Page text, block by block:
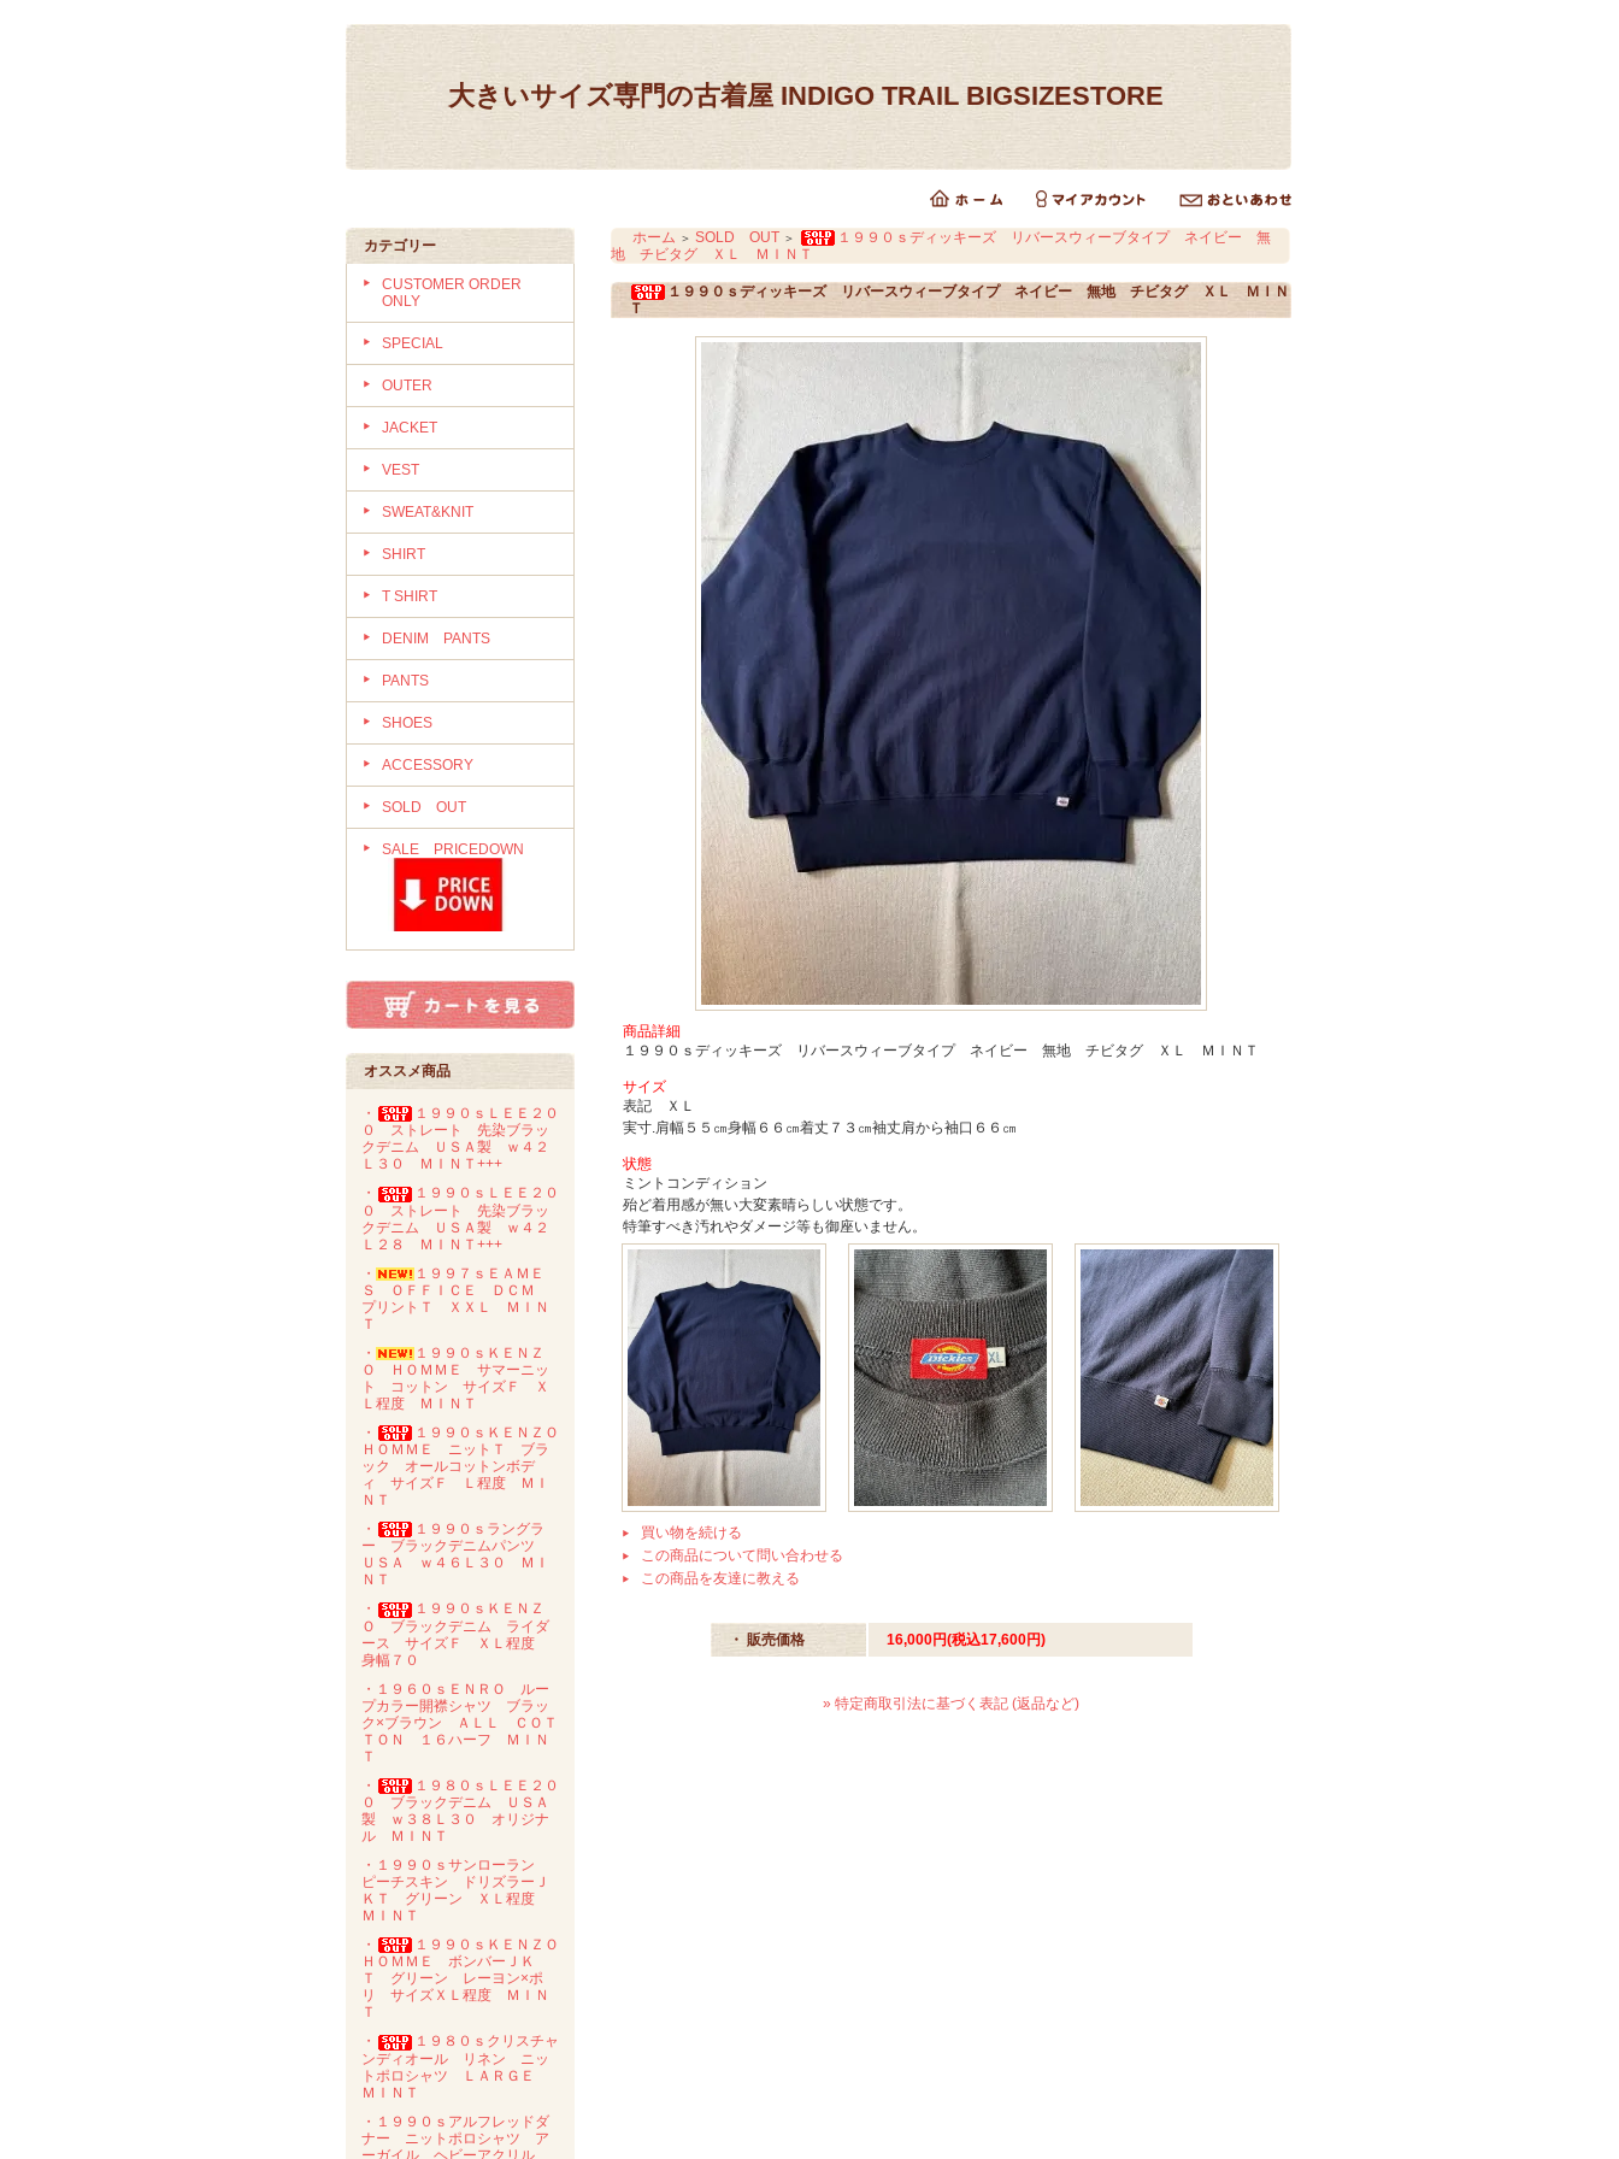
大きいサイズ専門の古着屋 INDIGO TRAIL BIGSIZESTORE
カテゴリー
CUSTOMER ORDER
ONLY
SPECIAL
OUTER
JACKET
VEST
SWEAT&KNIT
SHIRT
T SHIRT
DENIM PANTS
PANTS
SHOES
ACCESSORY
SOLD OUT
SALE PRICEDOWN
オススメ商品
・
１９９０ｓＬＥＥ２０
０ ストレート 先染ブラッ
クデニム ＵＳＡ製 ｗ４２
Ｌ３０ ＭＩＮＴ+++
・
１９９０ｓＬＥＥ２０
０ ストレート 先染ブラッ
クデニム ＵＳＡ製 ｗ４２
Ｌ２８ ＭＩＮＴ+++
・
１９９７ｓＥＡＭＥ
Ｓ ＯＦＦＩＣＥ ＤＣＭ
プリントＴ ＸＸＬ ＭＩＮ
Ｔ
・
１９９０ｓＫＥＮＺ
Ｏ ＨＯＭＭＥ サマーニッ
ト コットン サイズＦ Ｘ
Ｌ程度 ＭＩＮＴ
・
１９９０ｓＫＥＮＺＯ
ＨＯＭＭＥ ニットＴ ブラ
ック オールコットンボデ
ィ サイズＦ Ｌ程度 ＭＩ
ＮＴ
・
１９９０ｓラングラ
ー ブラックデニムパンツ
ＵＳＡ ｗ４６Ｌ３０ ＭＩ
ＮＴ
・
１９９０ｓＫＥＮＺ
Ｏ ブラックデニム ライダ
ース サイズＦ ＸＬ程度
身幅７０
・１９６０ｓＥＮＲＯ ルー
プカラー開襟シャツ ブラッ
ク×ブラウン ＡＬＬ ＣＯＴ
ＴＯＮ １６ハーフ ＭＩＮ
Ｔ
・
１９８０ｓＬＥＥ２０
０ ブラックデニム ＵＳＡ
製 ｗ３８Ｌ３０ オリジナ
ル ＭＩＮＴ
・１９９０ｓサンローラン
ピーチスキン ドリズラーＪ
ＫＴ グリーン ＸＬ程度
ＭＩＮＴ
・
１９９０ｓＫＥＮＺＯ
ＨＯＭＭＥ ボンバーＪＫ
Ｔ グリーン レーヨン×ポ
リ サイズＸＬ程度 ＭＩＮ
Ｔ
・
１９８０ｓクリスチャ
ンディオール リネン ニッ
トポロシャツ ＬＡＲＧＥ
ＭＩＮＴ
・１９９０ｓアルフレッドダ
ナー ニットポロシャツ ア
ーガイル ヘビーアクリル
ホーム ＞ SOLD OUT ＞
１９９０ｓディッキーズ リバースウィーブタイプ ネイビー 無
地 チビタグ ＸＬ ＭＩＮＴ
１９９０ｓディッキーズ リバースウィーブタイプ ネイビー 無地 チビタグ ＸＬ ＭＩＮ
Ｔ
商品詳細
１９９０ｓディッキーズ リバースウィーブタイプ ネイビー 無地 チビタグ ＸＬ ＭＩＮＴ
サイズ
表記 ＸＬ
実寸.肩幅５５㎝身幅６６㎝着丈７３㎝袖丈肩から袖口６６㎝
状態
ミントコンディション
殆ど着用感が無い大変素晴らしい状態です。
特筆すべき汚れやダメージ等も御座いません。
買い物を続ける
この商品について問い合わせる
この商品を友達に教える
・ 販売価格 16,000円(税込17,600円)
» 特定商取引法に基づく表記 (返品など)